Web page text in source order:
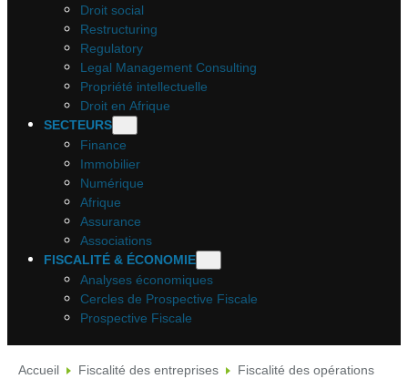
Droit social
Restructuring
Regulatory
Legal Management Consulting
Propriété intellectuelle
Droit en Afrique
SECTEURS
Finance
Immobilier
Numérique
Afrique
Assurance
Associations
FISCALITÉ & ÉCONOMIE
Analyses économiques
Cercles de Prospective Fiscale
Prospective Fiscale
Accueil Fiscalité des entreprises
Fiscalité des opérations